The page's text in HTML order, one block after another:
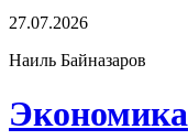
27.07.2026
Наиль Байназаров
Экономика